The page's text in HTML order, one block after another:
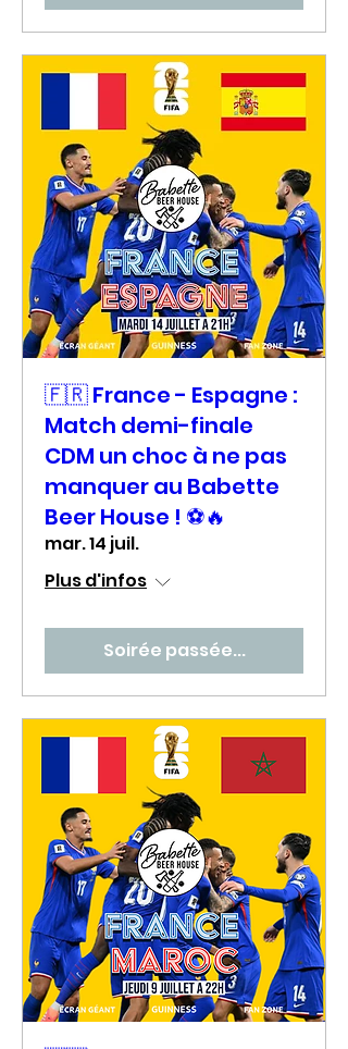
🇫🇷 France - Espagne :
Match demi-finale
CDM un choc à ne pas
manquer au Babette
Beer House ! ⚽🔥
mar. 14 juil.
Plus d'infos
Soirée passée...